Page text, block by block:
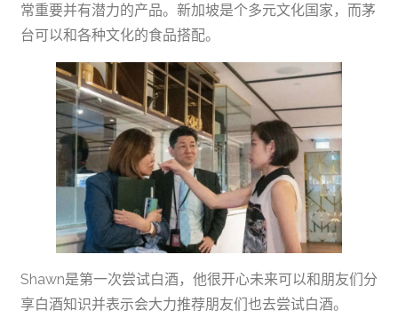
常重要并有潜力的产品。新加坡是个多元文化国家，而茅
台可以和各种文化的食品搭配。
Shawn是第一次尝试白酒，他很开心未来可以和朋友们分
享白酒知识并表示会大力推荐朋友们也去尝试白酒。